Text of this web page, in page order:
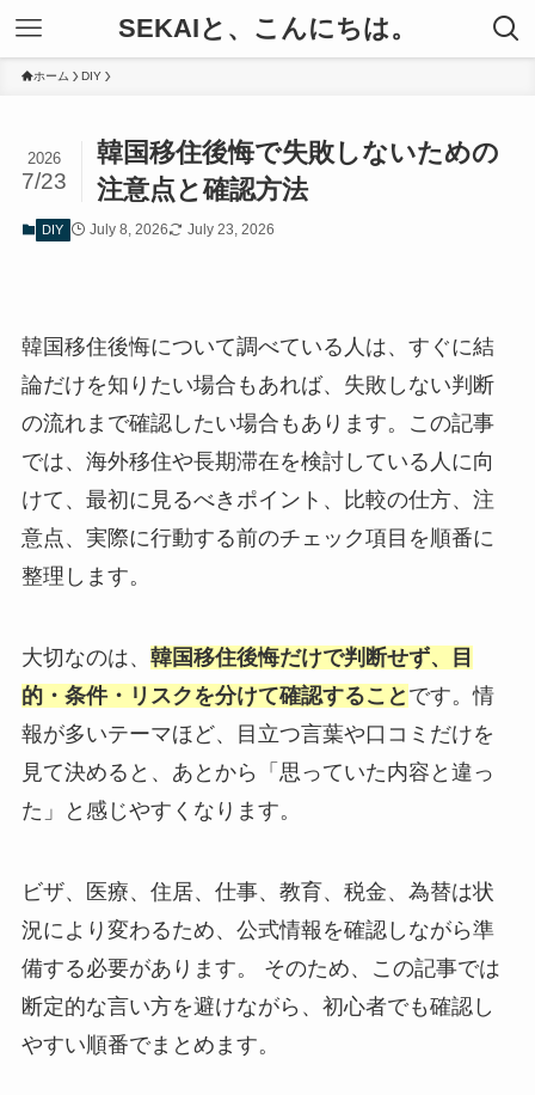
SEKAIと、こんにちは。
ホーム DIY
韓国移住後悔で失敗しないための
注意点と確認方法
2026
7/23
DIY July 8, 2026 July 23, 2026
韓国移住後悔について調べている人は、すぐに結
論だけを知りたい場合もあれば、失敗しない判断
の流れまで確認したい場合もあります。この記事
では、海外移住や長期滞在を検討している人に向
けて、最初に見るべきポイント、比較の仕方、注
意点、実際に行動する前のチェック項目を順番に
整理します。
大切なのは、 韓国移住後悔だけで判断せず、目
的・条件・リスクを分けて確認すること です。情
報が多いテーマほど、目立つ言葉や口コミだけを
見て決めると、あとから「思っていた内容と違っ
た」と感じやすくなります。
ビザ、医療、住居、仕事、教育、税金、為替は状
況により変わるため、公式情報を確認しながら準
備する必要があります。 そのため、この記事では
断定的な言い方を避けながら、初心者でも確認し
やすい順番でまとめます。